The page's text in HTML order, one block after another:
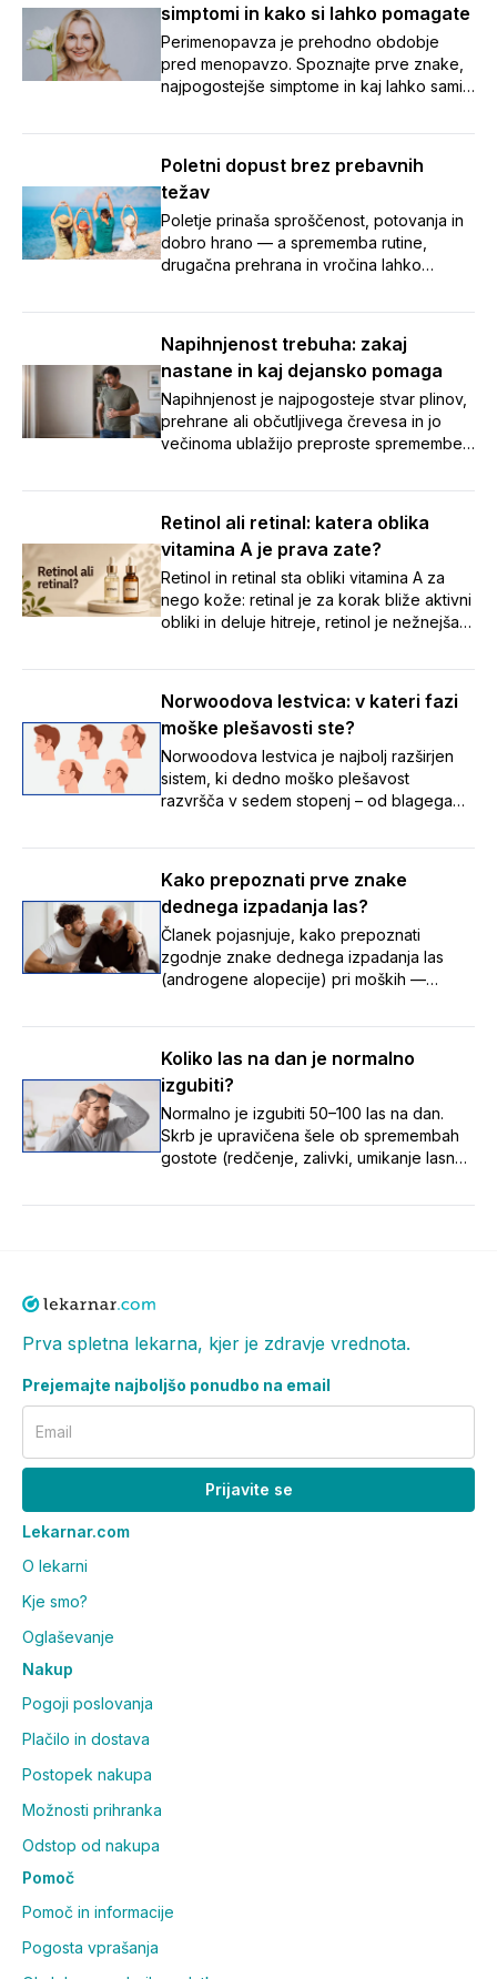
simptomi in kako si lahko pomagate
Perimenopavza je prehodno obdobje
pred menopavzo. Spoznajte prve znake,
najpogostejše simptome in kaj lahko sami
Poletni dopust brez prebavnih
težav
Poletje prinaša sproščenost, potovanja in
dobro hrano — a sprememba rutine,
drugačna prehrana in vročina lahko
Napihnjenost, zaprtje in potovalna driska
spremljevalci. V članku smo zbrali sedem
preprostih nasvetov, s katerimi boste tudi
na poti poskrbeli za urejeno prebavo in
brezskrben oddih. 🌞
Napihnjenost trebuha: zakaj
nastane in kaj dejansko pomaga
Napihnjenost je najpogosteje stvar plinov,
prehrane ali občutljivega črevesa in jo
večinoma ublažijo preproste spremembe
pa je varneje čim prej k zdravniku kot
Retinol ali retinal: katera oblika
vitamina A je prava zate?
Retinol in retinal sta obliki vitamina A za
nego kože: retinal je za korak bliže aktivni
obliki in deluje hitreje, retinol je nežnejša
prava za vašo kožo.
Norwoodova lestvica: v kateri fazi
moške plešavosti ste?
Norwoodova lestvica je najbolj razširjen
sistem, ki dedno moško plešavost
razvršča v sedem stopenj – od blagega
redčenja las – ter tako pomaga
nekdo nahaja, in spremljati spremembe
skozi čas.
Kako prepoznati prve znake
dednega izpadanja las?
Članek pojasnjuje, kako prepoznati
zgodnje znake dednega izpadanja las
(androgene alopecije) pri moških —
redčenje na temenu ter tanjšanje in izgubo
postopne spremembe pomembno opaziti
zgodaj, saj je zdravljenje uspešnejše,
dokler so lasni mešički še aktivni.
Koliko las na dan je normalno
izgubiti?
Normalno je izgubiti 50–100 las na dan.
Skrb je upravičena šele ob spremembah
gostote (redčenje, zalivki, umikanje lasne
hranil, zdravila, dednost. Ob opaznih
Prva spletna lekarna, kjer je zdravje vrednota.
Prejemajte najboljšo ponudbo na email
Email
Prijavite se
Lekarnar.com
O lekarni
Kje smo?
Oglaševanje
Nakup
Pogoji poslovanja
Plačilo in dostava
Postopek nakupa
Možnosti prihranka
Odstop od nakupa
Pomoč
Pomoč in informacije
Pogosta vprašanja